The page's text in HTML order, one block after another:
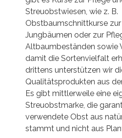
Streuobstwiesen, wie z. B.
Obstbaumschnittkurse
Jungbäumen oder zur
Altbaumbeständen sowie
damit die Sortenvielfalt
drittens unterstützen wir
Qualitätsprodukten aus
Es gibt mittlerweile eine
Streuobstmarke, die
verwendete Obst aus
stammt und nicht aus